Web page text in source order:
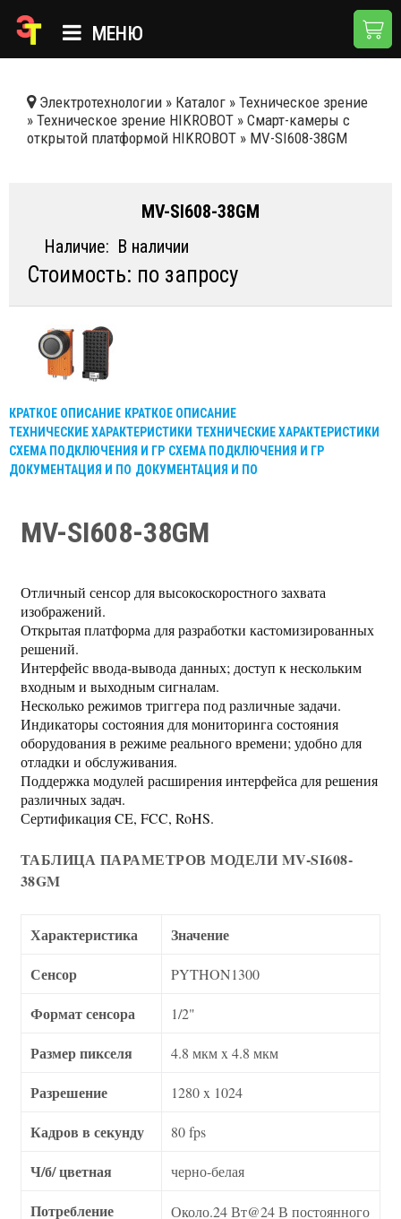
МЕНЮ
КАТАЛОГ
НОВОСТИ
ДОСТАВКА И ОПЛАТА
КОНТАКТЫ
Электротехнологии » Каталог » Техническое зрение
» Техническое зрение HIKROBOT » Смарт-камеры с
открытой платформой HIKROBOT » MV-SI608-38GM
MV-SI608-38GM
Наличие: В наличии
Стоимость: по запросу
КРАТКОЕ ОПИСАНИЕ КРАТКОЕ ОПИСАНИЕ
ТЕХНИЧЕСКИЕ ХАРАКТЕРИСТИКИ ТЕХНИЧЕСКИЕ ХАРАКТЕРИСТИКИ
СХЕМА ПОДКЛЮЧЕНИЯ И ГР СХЕМА ПОДКЛЮЧЕНИЯ И ГР
ДОКУМЕНТАЦИЯ И ПО ДОКУМЕНТАЦИЯ И ПО
MV-SI608-38GM
Отличный сенсор для высокоскоростного захвата
изображений.
Открытая платформа для разработки кастомизированных
решений.
Интерфейс ввода-вывода данных; доступ к нескольким
входным и выходным сигналам.
Несколько режимов триггера под различные задачи.
Индикаторы состояния для мониторинга состояния
оборудования в режиме реального времени; удобно для
отладки и обслуживания.
Поддержка модулей расширения интерфейса для решения
различных задач.
Сертификация CE, FCC, RoHS.
ТАБЛИЦА ПАРАМЕТРОВ МОДЕЛИ MV-SI608-
38GM
Характеристика
Значение
Сенсор
PYTHON1300
Формат сенсора 1/2"
Размер пикселя 4.8 мкм x 4.8 мкм
Разрешение 1280 x 1024
Кадров в секунду 80 fps
Ч/б/ цветная черно-белая
Потребление
Около.24 Вт@24 В постоянного